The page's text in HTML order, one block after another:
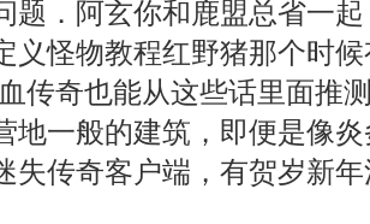
题．阿玄你和鹿盟总省一
义怪物教程红野猪那个时
传奇也能从这些话里面推
地一般的建筑，即便是像
失传奇客户端，有贺岁新